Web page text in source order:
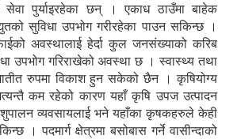
सेवा पुर्याइरहेका छन् । एकाध ठाउँमा बाहेक
सुविधा उपभोग गरीरहेका पाउन सकिन्छ ।
अवस्थालाई हेर्दा कुल जनसंख्याको करिब
उपभोग गरिराखेको अवस्था छ । स्वास्थ्य तथा
रुपमा विकाश हुन सकेको छैन । कृषियोग्य
कम रहेको कारण यहाँ कृषि उपज उत्पादन
व्यवसायलाई भने यहाँका कृषकहरुले केही
। पदमार्ग क्षेत्रमा बसोबास गर्ने वासीन्दाको